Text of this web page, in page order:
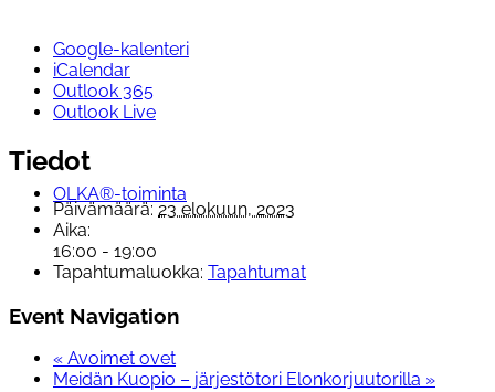
OLKA®-toiminta
Google-kalenteri
iCalendar
Outlook 365
Outlook Live
Tiedot
Päivämäärä: 23 elokuun, 2023
Aika:
16:00 - 19:00
Tapahtumaluokka: Tapahtumat
Event Navigation
« Avoimet ovet
Meidän Kuopio – järjestötori Elonkorjuutorilla »